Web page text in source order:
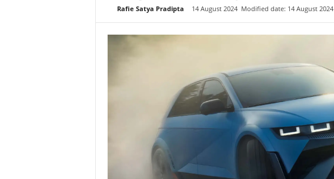
a
o
Rafie Satya Pradipta 14 August 2024 Modified date: 14 August 2024